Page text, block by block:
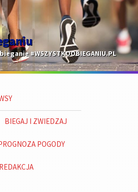
#WSZYSTKOOBIEGANIU.PL
BIEGAJ I ZWIEDZAJ
POGODY
REDAKCJA